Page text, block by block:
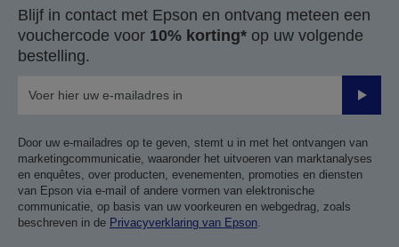
Blijf in contact met Epson en ontvang meteen een
vouchercode voor 10% korting* op uw volgende
bestelling.
Door uw e-mailadres op te geven, stemt u in met het ontvangen van
marketingcommunicatie, waaronder het uitvoeren van marktanalyses
en enquêtes, over producten, evenementen, promoties en diensten
van Epson via e-mail of andere vormen van elektronische
communicatie, op basis van uw voorkeuren en webgedrag, zoals
beschreven in de Privacyverklaring van Epson.